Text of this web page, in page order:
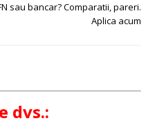
sau bancar? Comparatii, pareri.
Aplica acum
dvs.: